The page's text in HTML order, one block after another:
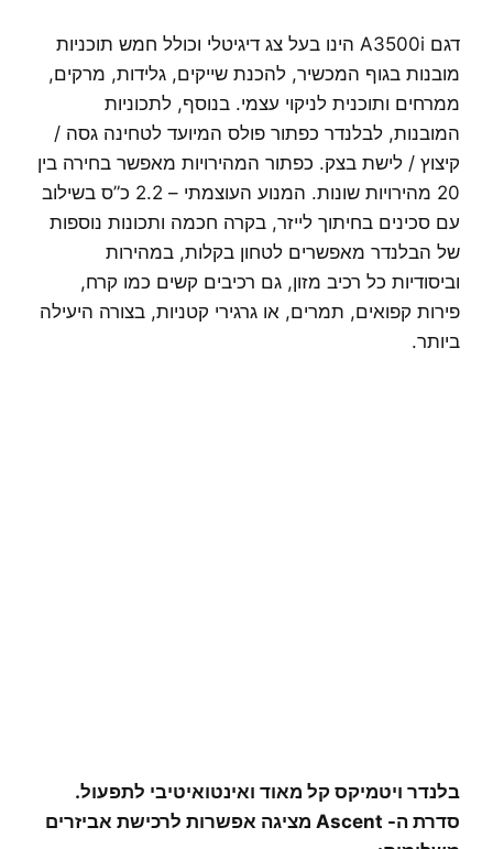
דגם A3500i הינו בעל צג דיגיטלי וכולל חמש תוכניות
מובנות בגוף המכשיר, להכנת שייקים, גלידות, מרקים,
ממרחים ותוכנית לניקוי עצמי. בנוסף, לתכוניות
המובנות, לבלנדר כפתור פולס המיועד לטחינה גסה /
קיצוץ / לישת בצק. כפתור המהירויות מאפשר בחירה בין
20 מהירויות שונות. המנוע העוצמתי – 2.2 כ”ס בשילוב
עם סכינים בחיתוך לייזר, בקרה חכמה ותכונות נוספות
של הבלנדר מאפשרים לטחון בקלות, במהירות
וביסודיות כל רכיב מזון, גם רכיבים קשים כמו קרח,
פירות קפואים, תמרים, או גרגירי קטניות, בצורה היעילה
ביותר.
בלנדר ויטמיקס קל מאוד ואינטואיטיבי לתפעול.
סדרת ה- Ascent מציגה אפשרות לרכישת אביזרים